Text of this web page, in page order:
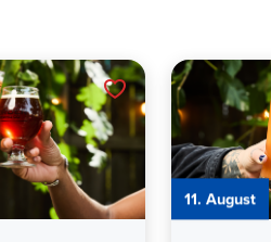
11. August